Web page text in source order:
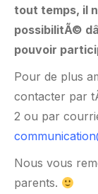
tout temps, il
possibilitÃ©
pouvoir
Pour de plus
contacter par
2 ou par
Nous vous
parents.